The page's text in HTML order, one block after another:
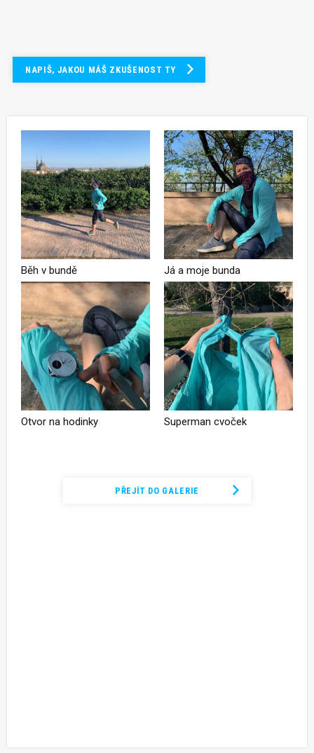
NAPIŠ, JAKOU MÁŠ ZKUŠENOST TY
PŘEJÍT DO GALERIE
Běh v bundě Já a moje bunda
Otvor na hodinky Superman cvoček